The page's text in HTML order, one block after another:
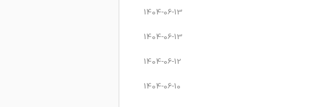
1404-06-13
1404-06-13
1404-06-12
1404-06-10